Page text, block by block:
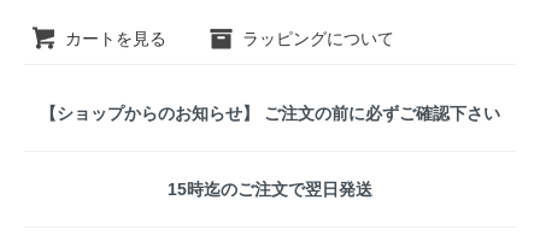
カートを見る ラッピングについて
【ショップからのお知らせ】 ご注文の前に必ずご確認下さい
15時迄のご注文で翌日発送